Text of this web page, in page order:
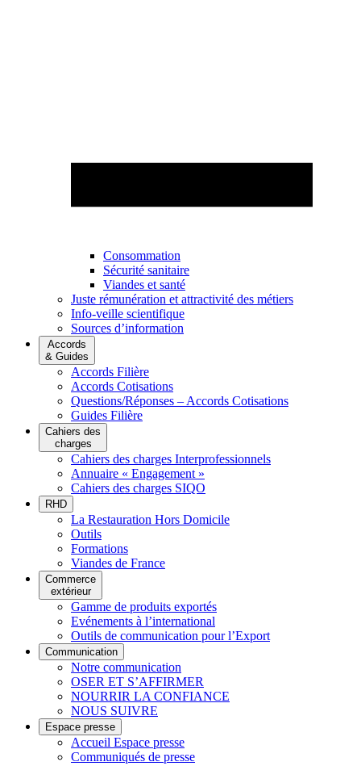
Consommation
Sécurité sanitaire
Viandes et santé
Juste rémunération et attractivité des métiers
Info-veille scientifique
Sources d’information
Accords
& Guides
Accords Filière
Accords Cotisations
Questions/Réponses – Accords Cotisations
Guides Filière
Cahiers des
charges
Cahiers des charges Interprofessionnels
Annuaire « Engagement »
Cahiers des charges SIQO
RHD
La Restauration Hors Domicile
Outils
Formations
Viandes de France
Commerce
extérieur
Gamme de produits exportés
Evénements à l’international
Outils de communication pour l’Export
Communication
Notre communication
OSER ET S’AFFIRMER
NOURRIR LA CONFIANCE
NOUS SUIVRE
Espace presse
Accueil Espace presse
Communiqués de presse